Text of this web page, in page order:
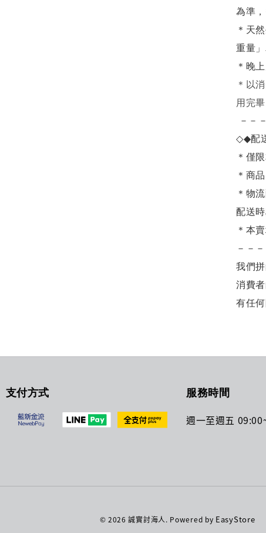
為準
＊天
重量」
＊晚
＊ 以
用完畢
－－
◇◆配
＊僅
＊商
＊物
配送時
＊本
－－
我們
消費
有任
支付方式 服務時間
週一至週五
© 2026 誠實討海人. Powered by EasyStore